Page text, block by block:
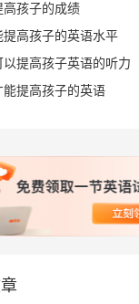
高孩子的成绩
提高孩子的英语水平
以提高孩子英语的听力
能提高孩子的英语